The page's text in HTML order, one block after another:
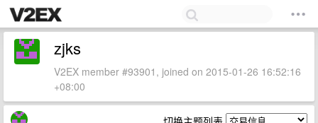
zjks
V2EX member #93901, joined on 2015-01-26 16:52:16
+08:00